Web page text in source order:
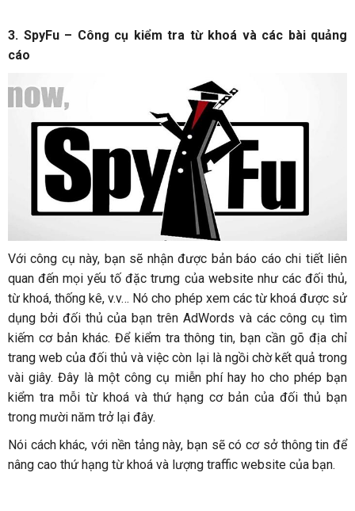
3. SpyFu – Công cụ kiểm tra từ khoá và các bài quảng
cáo
Với công cụ này, bạn sẽ nhận được bản báo cáo chi tiết liên
quan đến mọi yếu tố đặc trưng của website như các đối thủ,
từ khoá, thống kê, v.v… Nó cho phép xem các từ khoá được sử
dụng bởi đối thủ của bạn trên AdWords và các công cụ tìm
kiếm cơ bản khác. Để kiểm tra thông tin, bạn cần gõ địa chỉ
trang web của đối thủ và việc còn lại là ngồi chờ kết quả trong
vài giây. Đây là một công cụ miễn phí hay ho cho phép bạn
kiểm tra mỗi từ khoá và thứ hạng cơ bản của đối thủ bạn
trong mười năm trở lại đây.
Nói cách khác, với nền tảng này, bạn sẽ có cơ sở thông tin để
nâng cao thứ hạng từ khoá và lượng traffic website của bạn.